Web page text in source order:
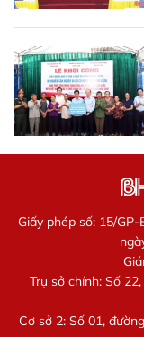
Giấy phép số: 15/
Trụ sở chính: Số
Cơ sở 2: Số 01,